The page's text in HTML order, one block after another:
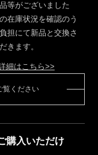
等がございました
在庫状況を確認のう
担にて新品と交換さ
きます。
細はこちら>>
覧ください
購入いただけ